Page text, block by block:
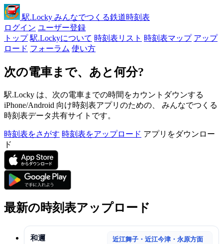
駅.Locky みんなでつくる鉄道時刻表
ログイン ユーザー登録
トップ 駅.Lockyについて 時刻表リスト 時刻表マップ アップ
ロード フォーラム 使い方
次の電車まで、あと何分?
駅.Locky は、次の電車までの時間をカウントダウンする
iPhone/Android 向け時刻表アプリのための、 みんなでつくる
時刻表データ共有サイトです。
時刻表をさがす 時刻表をアップロード アプリをダウンロー
ド
最新の時刻表アップロード
和邇 近江舞子・近江今津・永原方面